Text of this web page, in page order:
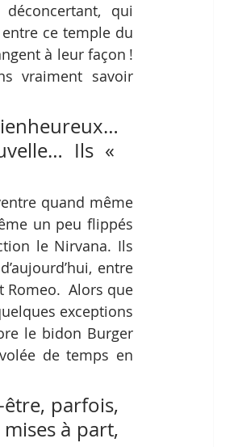
qui
ce temple du
à leur façon !
vraiment savoir
Ils «
quand même
un peu flippés
le Nirvana. Ils
entre
Romeo.  Alors que
exceptions
le bidon Burger
de temps en
être, parfois,
à part,